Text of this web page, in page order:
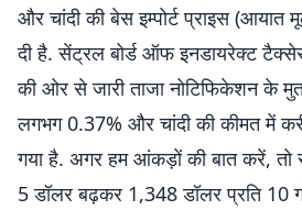
और चांदी की बेस इम्पोर्ट प्राइस (आयात
दी है. सेंट्रल बोर्ड ऑफ इनडायरेक्ट
की ओर से जारी ताजा नोटिफिकेशन के
लगभग 0.37% और चांदी की कीमत में
गया है. अगर हम आंकड़ों की बात करें, तो
5 डॉलर बढ़कर 1,348 डॉलर प्रति 10